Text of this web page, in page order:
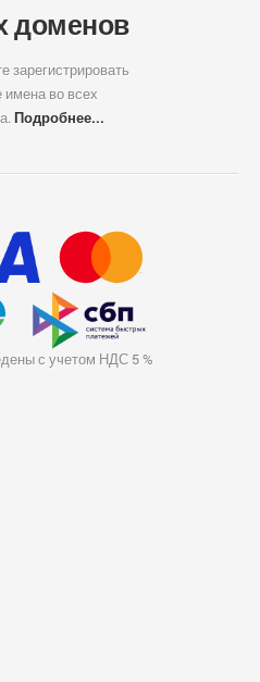
доменов
зарегистрировать
во всех
Подробнее...
с учетом НДС 5 %